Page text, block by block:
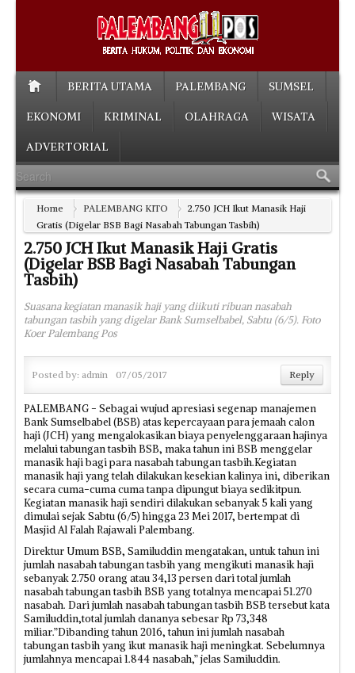
BERITA UTAMA PALEMBANG SUMSEL
EKONOMI KRIMINAL OLAHRAGA WISATA
ADVERTORIAL
Home PALEMBANG KITO
2.750 JCH Ikut Manasik Haji
Gratis (Digelar BSB Bagi Nasabah Tabungan Tasbih)
2.750 JCH Ikut Manasik Haji Gratis
(Digelar BSB Bagi Nasabah Tabungan
Tasbih)
Suasana kegiatan manasik haji yang diikuti ribuan nasabah
tabungan tasbih yang digelar Bank Sumselbabel, Sabtu (6/5). Foto
Koer Palembang Pos
Posted by: admin 07/05/2017 Reply
PALEMBANG - Sebagai wujud apresiasi segenap manajemen
Bank Sumselbabel (BSB) atas kepercayaan para jemaah calon
haji (JCH) yang mengalokasikan biaya penyelenggaraan hajinya
melalui tabungan tasbih BSB, maka tahun ini BSB menggelar
manasik haji bagi para nasabah tabungan tasbih.Kegiatan
manasik haji yang telah dilakukan kesekian kalinya ini, diberikan
secara cuma-cuma cuma tanpa dipungut biaya sedikitpun.
Kegiatan manasik haji sendiri dilakukan sebanyak 5 kali yang
dimulai sejak Sabtu (6/5) hingga 23 Mei 2017, bertempat di
Masjid Al Falah Rajawali Palembang.
Direktur Umum BSB, Samiluddin mengatakan, untuk tahun ini
jumlah nasabah tabungan tasbih yang mengikuti manasik haji
sebanyak 2.750 orang atau 34,13 persen dari total jumlah
nasabah tabungan tasbih BSB yang totalnya mencapai 51.270
nasabah. Dari jumlah nasabah tabungan tasbih BSB tersebut kata
Samiluddin,total jumlah dananya sebesar Rp 73,348
miliar.”Dibanding tahun 2016, tahun ini jumlah nasabah
tabungan tasbih yang ikut manasik haji meningkat. Sebelumnya
jumlahnya mencapai 1.844 nasabah,” jelas Samiluddin.